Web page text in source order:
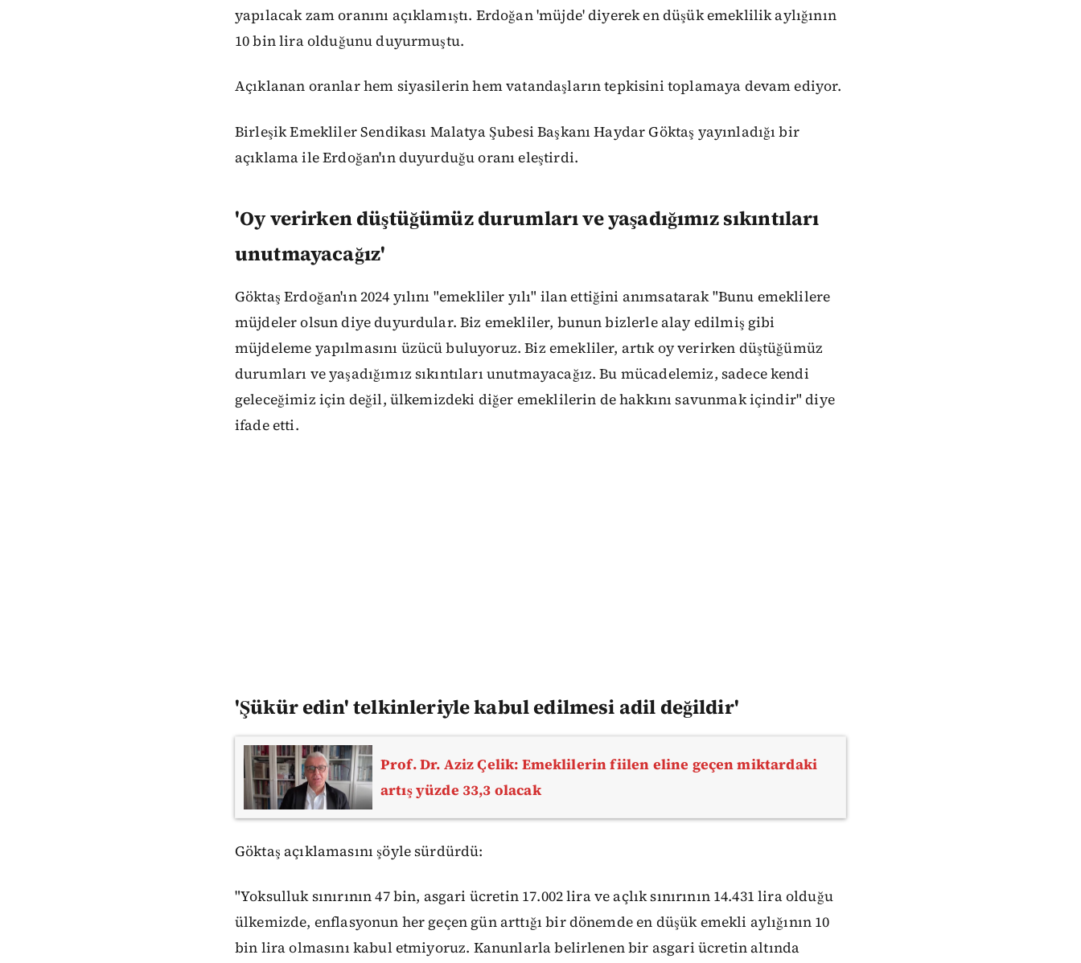
yapılacak zam oranını açıklamıştı. Erdoğan 'müjde' diyerek en düşük emeklilik aylığının
10 bin lira olduğunu duyurmuştu.
Açıklanan oranlar hem siyasilerin hem vatandaşların tepkisini toplamaya devam ediyor.
Birleşik Emekliler Sendikası Malatya Şubesi Başkanı Haydar Göktaş yayınladığı bir
açıklama ile Erdoğan'ın duyurduğu oranı eleştirdi.
'Oy verirken düştüğümüz durumları ve yaşadığımız sıkıntıları
unutmayacağız'
Göktaş Erdoğan'ın 2024 yılını "emekliler yılı" ilan ettiğini anımsatarak "Bunu emeklilere
müjdeler olsun diye duyurdular. Biz emekliler, bunun bizlerle alay edilmiş gibi
müjdeleme yapılmasını üzücü buluyoruz. Biz emekliler, artık oy verirken düştüğümüz
durumları ve yaşadığımız sıkıntıları unutmayacağız. Bu mücadelemiz, sadece kendi
geleceğimiz için değil, ülkemizdeki diğer emeklilerin de hakkını savunmak içindir" diye
ifade etti.
'Şükür edin' telkinleriyle kabul edilmesi adil değildir'
Prof. Dr. Aziz Çelik: Emeklilerin fiilen eline geçen miktardaki
artış yüzde 33,3 olacak
Göktaş açıklamasını şöyle sürdürdü:
"Yoksulluk sınırının 47 bin, asgari ücretin 17.002 lira ve açlık sınırının 14.431 lira olduğu
ülkemizde, enflasyonun her geçen gün arttığı bir dönemde en düşük emekli aylığının 10
bin lira olmasını kabul etmiyoruz. Kanunlarla belirlenen bir asgari ücretin altında